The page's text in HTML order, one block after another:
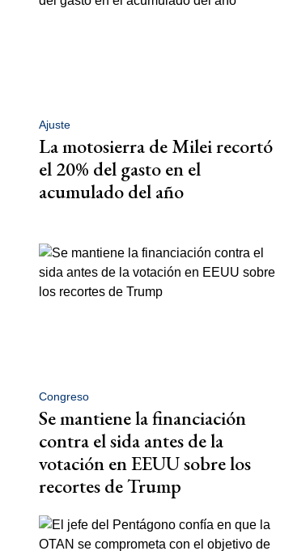
Ajuste
La motosierra de Milei recortó
el 20% del gasto en el
acumulado del año
Congreso
Se mantiene la financiación
contra el sida antes de la
votación en EEUU sobre los
recortes de Trump